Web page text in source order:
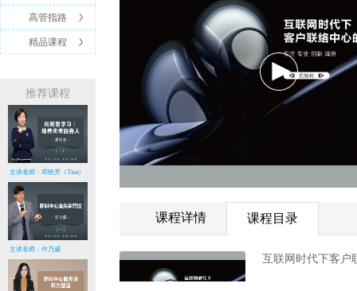
高管指路
精品课程
推荐课程
主讲老师：邓艳芳（Tina）
主讲老师：许乃威
课程详情 课程目录
互联网时代下客户